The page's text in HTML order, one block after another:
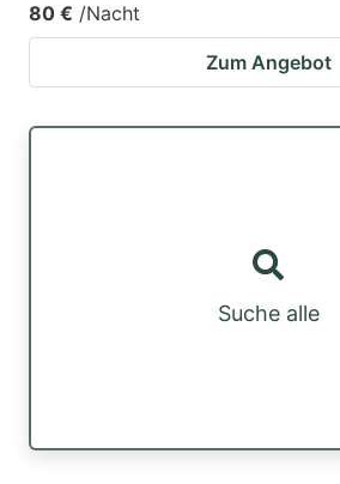
80 € /Nacht
Zum Angebot
Suche alle